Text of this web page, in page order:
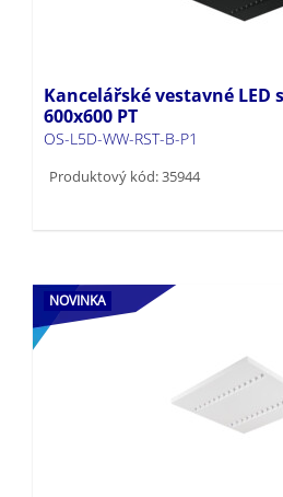
Kancelářské vestavné LED
600x600 PT
OS-L5D-WW-RST-B-P1
Produktový kód: 35944
NOVINKA